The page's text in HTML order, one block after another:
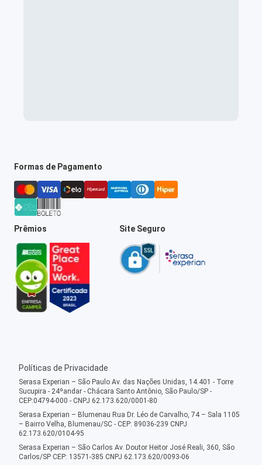
Formas de Pagamento
Prêmios Site Seguro
Políticas de Privacidade
Serasa Experian – São Paulo Av. das Nações Unidas, 14.401 - Torre
Sucupira - 24ºandar - Chácara Santo Antônio, São Paulo/SP -
CEP:04794-000 - CNPJ 62.173.620/0001-80
Serasa Experian – Blumenau Rua Dr. Léo de Carvalho, 74 – Sala 1105
– Bairro Velha, Blumenau/SC - CEP: 89036-239 CNPJ
62.173.620/0104-95
Serasa Experian – São Carlos Av. Doutor Heitor José Reali, 360, São
Carlos/SP CEP: 13571-385 CNPJ 62.173.620/0093-06